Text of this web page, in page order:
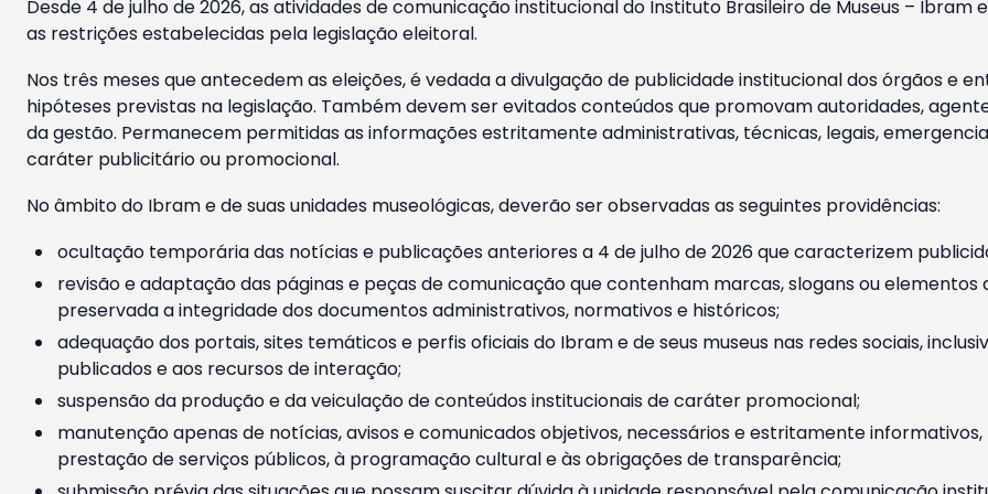
Desde 4 de julho de 2026, as atividades de comunicação institucional do Instituto Brasileiro de Museus –
as restrições estabelecidas pela legislação eleitoral.
Nos três meses que antecedem as eleições, é vedada a divulgação de publicidade institucional dos órgãos e
hipóteses previstas na legislação. Também devem ser evitados conteúdos que promovam autoridades,
da gestão. Permanecem permitidas as informações estritamente administrativas, técnicas, legais,
caráter publicitário ou promocional.
No âmbito do Ibram e de suas unidades museológicas, deverão ser observadas as seguintes providências:
ocultação temporária das notícias e publicações anteriores a 4 de julho de 2026 que caracterizem
revisão e adaptação das páginas e peças de comunicação que contenham marcas, slogans ou elementos
preservada a integridade dos documentos administrativos, normativos e históricos;
adequação dos portais, sites temáticos e perfis oficiais do Ibram e de seus museus nas redes sociais,
publicados e aos recursos de interação;
suspensão da produção e da veiculação de conteúdos institucionais de caráter promocional;
manutenção apenas de notícias, avisos e comunicados objetivos, necessários e estritamente
prestação de serviços públicos, à programação cultural e às obrigações de transparência;